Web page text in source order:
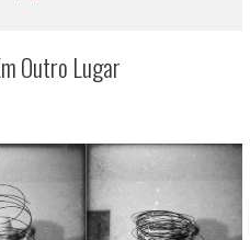
Outro Lugar